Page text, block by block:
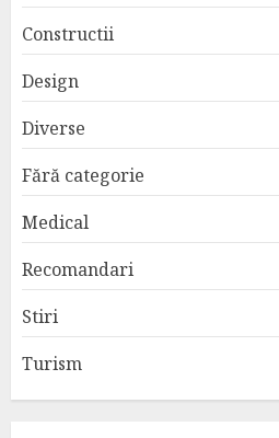
Constructii
Design
Diverse
Fără categorie
Medical
Recomandari
Stiri
Turism